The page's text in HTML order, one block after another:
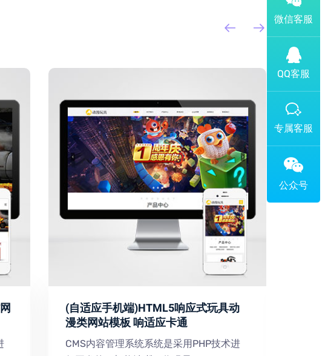
(自适应手机端)HTML5响应式玩具动
漫类网站模板 响适应卡通
CMS内容管理系统系统是采用PHP技术进